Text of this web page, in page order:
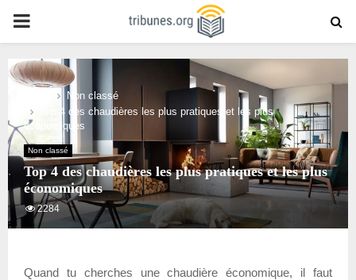
PRIMARY
MENU
Non classé
Top 4 des chaudières les plus pratiques et les plus
économiques
Non classé
Top 4 des chaudières les plus pratiques et les plus
économiques
2284
Quand tu cherches une chaudière économique, il faut